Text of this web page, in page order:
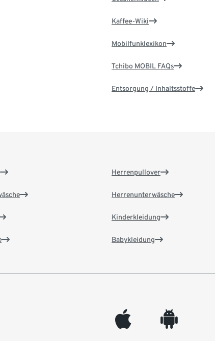
Kaffee-Wiki
Mobilfunklexikon
Tchibo MOBIL FAQs
Entsorgung / Inhaltsstoffe
Herrenpullover
Herrenunterwäsche
Kinderkleidung
Babykleidung
appleinc android